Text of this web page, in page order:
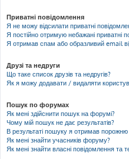
Приватні повідомлення
Я не можу відсилати приватні
Я постійно отримую небажані приватні
Я отримав спам або образливий email
Друзі та недруги
Що таке список друзів та недругів?
Як я можу додавати / видаляти
Пошук по форумах
Як мені здійснити пошук на форумі?
Чому мій пошук не дає результатів?
В результаті пошуку я отримав порожню
Як мені знайти учасників форуму?
Як мені знайти власні повідомлення та